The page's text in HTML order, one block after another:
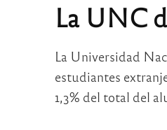
La UNC
La Universidad
estudiantes
1,3% del total del